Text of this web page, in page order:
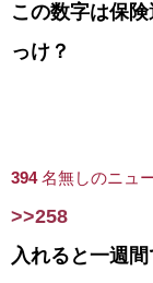
この数字は保
っけ？
394 名無しのニュ
>>258
入れると一週